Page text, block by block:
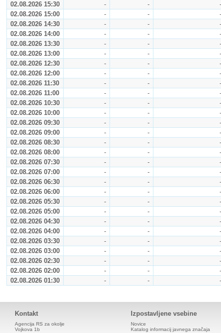
02.08.2026 15:30
- -
-
02.08.2026 15:00
- -
-
02.08.2026 14:30
- -
-
02.08.2026 14:00
- -
-
02.08.2026 13:30
- -
-
02.08.2026 13:00
- -
-
02.08.2026 12:30
- -
-
02.08.2026 12:00
- -
-
02.08.2026 11:30
- -
-
02.08.2026 11:00
- -
-
02.08.2026 10:30
- -
-
02.08.2026 10:00
- -
-
02.08.2026 09:30
- -
-
02.08.2026 09:00
- -
-
02.08.2026 08:30
- -
-
02.08.2026 08:00
- -
-
02.08.2026 07:30
- -
-
02.08.2026 07:00
- -
-
02.08.2026 06:30
- -
-
02.08.2026 06:00
- -
-
02.08.2026 05:30
- -
-
02.08.2026 05:00
- -
-
02.08.2026 04:30
- -
-
02.08.2026 04:00
- -
-
02.08.2026 03:30
- -
-
02.08.2026 03:00
- -
-
02.08.2026 02:30
- -
-
02.08.2026 02:00
- -
-
02.08.2026 01:30
- - -
Kontakt
Agencija RS za okolje
Vojkova 1b
Izpostavljene vsebine
Novice
Katalog informacij javnega značaja